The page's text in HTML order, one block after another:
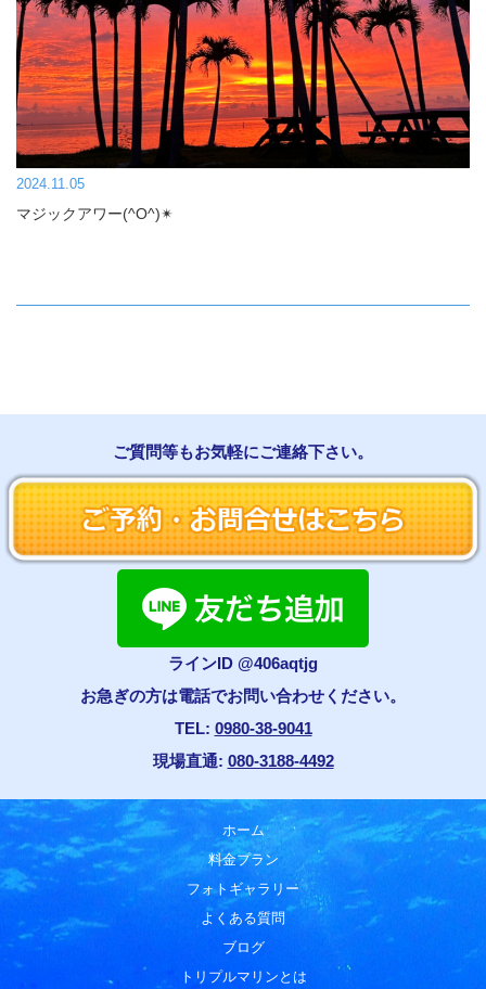
2024.11.05
マジックアワー(^O^)✴︎
ご質問等もお気軽にご連絡下さい。
ラインID @406aqtjg
お急ぎの方は電話でお問い合わせください。
TEL: 0980-38-9041
現場直通: 080-3188-4492
ホーム
料金プラン
フォトギャラリー
よくある質問
ブログ
トリプルマリンとは